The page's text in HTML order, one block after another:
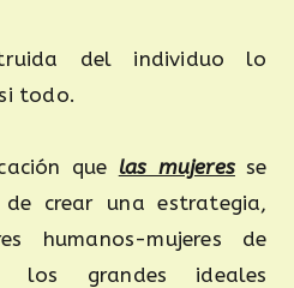
del individuo lo
todo.
que las mujeresse
crear una estrategia,
humanos-mujeres de
los grandes ideales